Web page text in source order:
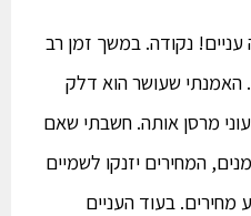
נקודה. במשך זמן רב
שעושר הוא דלק
מרסן אותה. חשבתי שאם
המחירים יזנקו לשמיים
מחירים. בעוד העניים